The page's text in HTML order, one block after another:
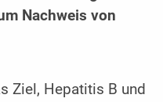
Nachweis von
Ziel, Hepatitis B und